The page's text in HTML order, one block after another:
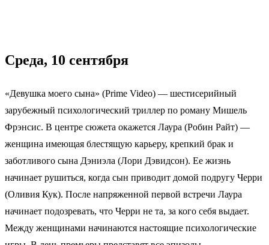
Среда, 10 сентября
«Девушка моего сына» (Prime Video) — шестисерийный
зарубежный психологический триллер по роману Мишель
Фрэнсис. В центре сюжета окажется Лаура (Робин Райт) —
женщина имеющая блестящую карьеру, крепкий брак и
заботливого сына Дэниэла (Лори Дэвидсон). Ее жизнь
начинает рушиться, когда сын приводит домой подругу Черри
(Оливия Кук). После напряженной первой встречи Лаура
начинает подозревать, что Черри не та, за кого себя выдает.
Между женщинами начинаются настоящие психологические